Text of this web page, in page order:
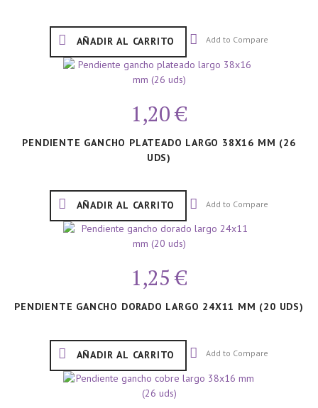
AÑADIR AL CARRITO Add to Compare
1,20 €
PENDIENTE GANCHO PLATEADO LARGO 38X16 MM (26
UDS)
AÑADIR AL CARRITO Add to Compare
1,25 €
PENDIENTE GANCHO DORADO LARGO 24X11 MM (20 UDS)
AÑADIR AL CARRITO Add to Compare